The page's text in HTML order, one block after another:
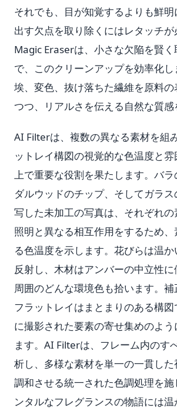
それでも、目が知覚するよりも鮮
出す欠点を取り除くにはレタッチが
Magic Eraserは、小さな欠陥を賢く
で、このクリーンアップを効率化し
埃、変色、抜け落ちた繊維を原料
つつ、リアルさを伝える自然な質感
AI Filterは、複数の異なる素材を組
ットレイ構図の視覚的な色温度と
上で重要な役割を果たします。バ
ダルウッドのチップ、そしてガラ
写した未加工の写真は、それぞれ
照明と異なる相互作用をするため
る色温度を示します。花びらは温
反射し、木材はアンバーの中立性
周囲のどんな環境色も拾います。補
フラットレイはまとまりのある構図
に撮影された要素の寄せ集めのよ
ます。AI Filterは、フレーム内のす
析し、多様な素材を単一の一貫した
調和させる統一された色調処理を
ンタルなフレグランスの物語には